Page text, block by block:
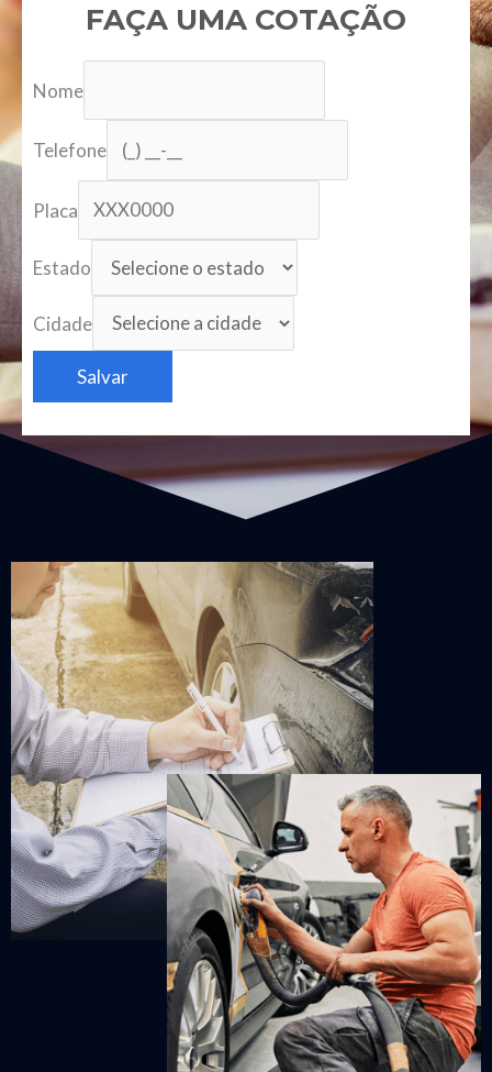
FAÇA UMA COTAÇÃO
Nome
Telefone
Placa
Estado
Cidade
Salvar